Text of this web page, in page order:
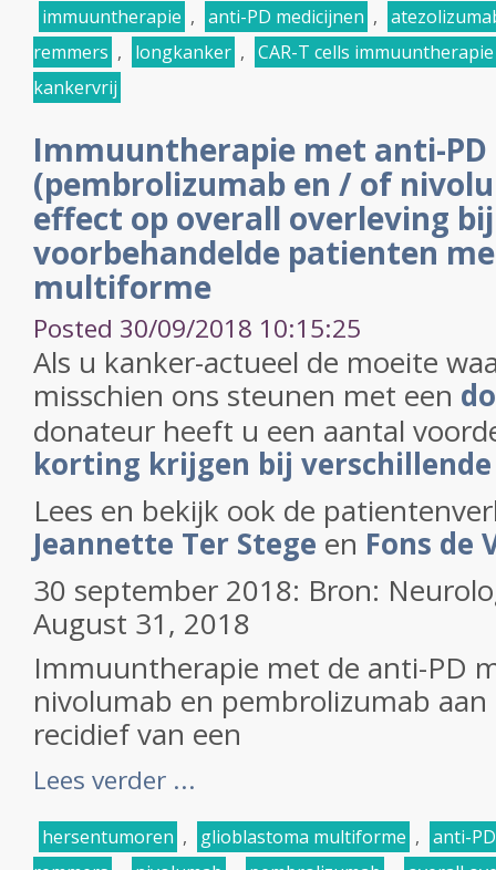
immuuntherapie , anti-PD medicijnen ,
remmers , longkanker , CAR-T cells immuuntherapie
kankervrij
Immuuntherapie met anti-
(pembrolizumab en / of
effect op overall overleving
voorbehandelde patienten
multiforme
Posted 30/09/2018 10:15:25
Als u kanker-actueel de moeite
misschien ons steunen met een
donateur heeft u een aantal
korting krijgen bij
Lees en bekijk ook de
Jeannette Ter Stege en Fons de
30 september 2018: Bron:
August 31, 2018
Immuuntherapie met de anti-PD
nivolumab en pembrolizumab
recidief van een
Lees verder ...
hersentumoren , glioblastoma multiforme , anti-